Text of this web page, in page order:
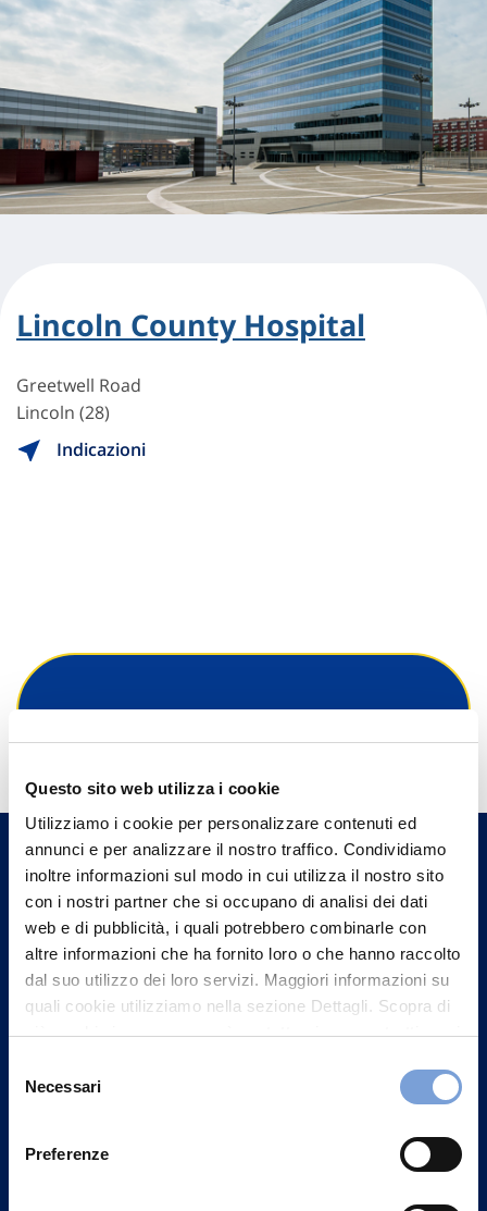
Questo sito web utilizza i cookie
Utilizziamo i cookie per personalizzare contenuti ed
annunci e per analizzare il nostro traffico. Condividiamo
inoltre informazioni sul modo in cui utilizza il nostro sito
con i nostri partner che si occupano di analisi dei dati
web e di pubblicità, i quali potrebbero combinarle con
altre informazioni che ha fornito loro o che hanno raccolto
dal suo utilizzo dei loro servizi. Maggiori informazioni su
quali cookie utilizziamo nella sezione Dettagli. Scopra di
più su chi siamo, come può contattarci e come trattiamo i
può trovare nel footer del sito nella sezione "Informativa
delNecessari
Preferenze
Lincoln County Hospital
Greetwell Road
Lincoln (28)
Indicazioni
Trova l'Agenzia più vicina a te e parla con
un nostro Agente.
Contattaci